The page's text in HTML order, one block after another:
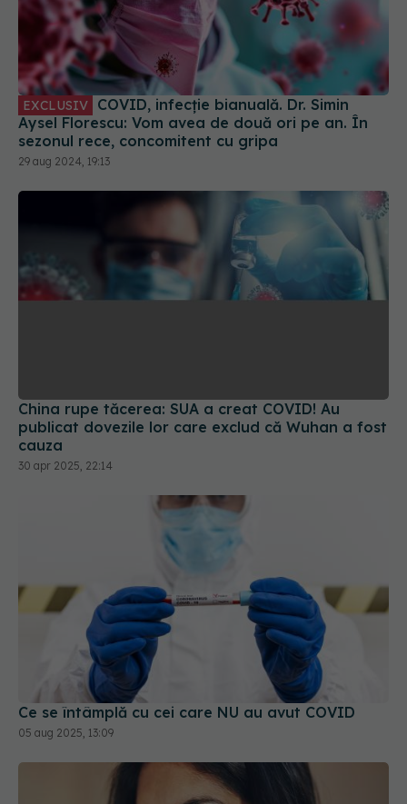
EXCLUSIV
Aysel Florescu: Vom avea de două ori pe an. În
sezonul rece, concomitent cu gripa
29 aug 2024, 19:13
China rupe tăcerea: SUA a creat COVID! Au
publicat dovezile lor care exclud că Wuhan a fost
cauza
30 apr 2025, 22:14
Ce se întâmplă cu cei care NU au avut COVID
05 aug 2025, 13:09